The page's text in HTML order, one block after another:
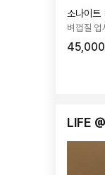
소나이트
벼껍질 업
45,000
LIFE